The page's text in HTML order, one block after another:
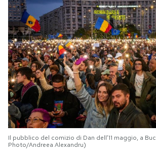
Il pubblico del comizio di Dan dell’11 maggio, a
Photo/Andreea Alexandru)